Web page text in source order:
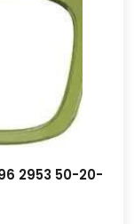
2953 50-20-